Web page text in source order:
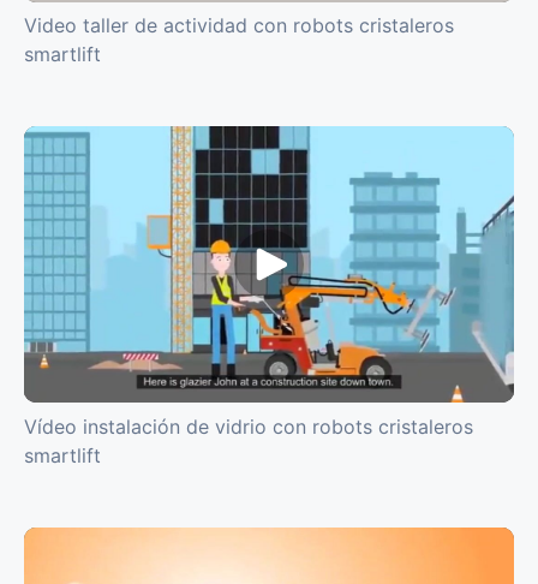
Video taller de actividad con robots cristaleros
smartlift
Vídeo instalación de vidrio con robots cristaleros
smartlift